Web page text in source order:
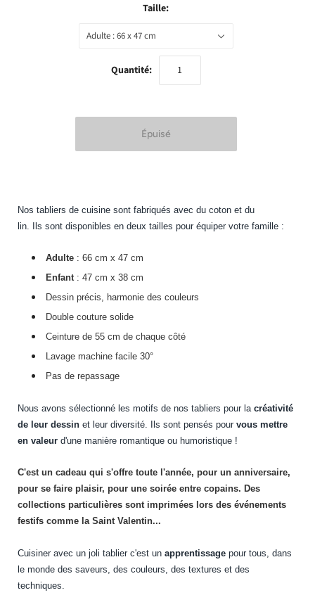
Taille:
Adulte : 66 x 47 cm
Quantité:
Nos tabliers de cuisine sont fabriqués avec du coton et du
lin. Ils sont disponibles en deux tailles pour équiper votre famille :
Adulte : 66 cm x 47 cm
Enfant : 47 cm x 38 cm
Dessin précis, harmonie des couleurs
Double couture solide
Ceinture de 55 cm de chaque côté
Lavage machine facile 30°
Pas de repassage
Nous avons sélectionné les motifs de nos tabliers pour la créativité
de leur dessin et leur diversité. Ils sont pensés pour vous mettre
en valeur d'une manière romantique ou humoristique !
C'est un cadeau qui s'offre toute l'année, pour un anniversaire,
pour se faire plaisir, pour une soirée entre copains. Des
collections particulières sont imprimées lors des événements
festifs comme la Saint Valentin...
Cuisiner avec un joli tablier c'est un apprentissage pour tous, dans
le monde des saveurs, des couleurs, des textures et des
techniques.